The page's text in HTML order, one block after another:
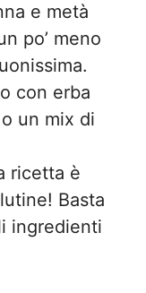
e metà
po’ meno
con erba
un mix di
ricetta è
Basta
ingredienti